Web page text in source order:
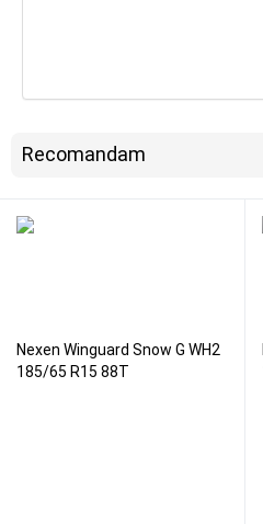
Recomandam
Nexen Winguard Snow G WH2
185/65 R15 88T